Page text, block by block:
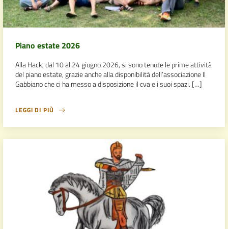
Piano estate 2026
Alla Hack, dal 10 al 24 giugno 2026, si sono tenute le prime attività
del piano estate, grazie anche alla disponibilità dell’associazione Il
Gabbiano che ci ha messo a disposizione il cva e i suoi spazi. […]
LEGGI DI PIÙ